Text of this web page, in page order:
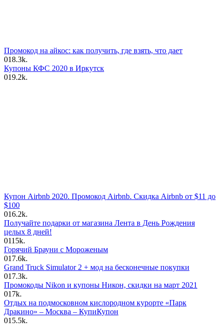
Промокод на айкос: как получить, где взять, что дает
018.3k.
Купоны КФС 2020 в Иркутск
019.2k.
Купон Airbnb 2020. Промокод Airbnb. Скидка Airbnb от $11 до
$100
016.2k.
Получайте подарки от магазина Лента в День Рождения
целых 8 дней!
0115k.
Горячий Брауни с Мороженым
017.6k.
Grand Truck Simulator 2 + мод на бесконечные покупки
017.3k.
Промокоды Nikon и купоны Никон, скидки на март 2021
017k.
Отдых на подмосковном кислородном курорте «Парк
Дракино» – Москва – КупиКупон
015.5k.